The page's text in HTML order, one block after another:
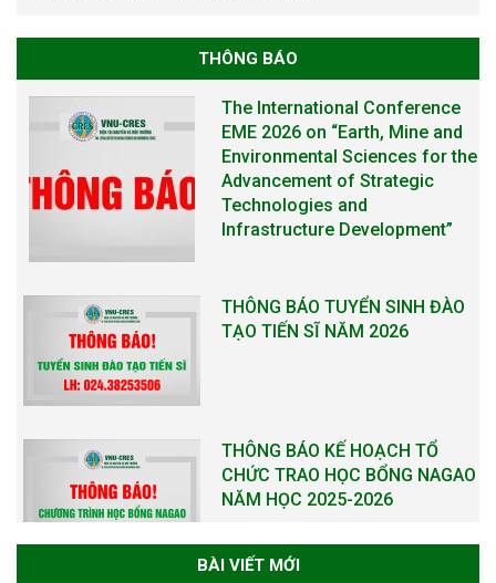
THÔNG BÁO
The International Conference
EME 2026 on “Earth, Mine and
Environmental Sciences for the
Advancement of Strategic
Technologies and
Infrastructure Development”
THÔNG BÁO TUYỂN SINH ĐÀO
TẠO TIẾN SĨ NĂM 2026
THÔNG BÁO KẾ HOẠCH TỔ
CHỨC TRAO HỌC BỔNG NAGAO
NĂM HỌC 2025-2026
BÀI VIẾT MỚI